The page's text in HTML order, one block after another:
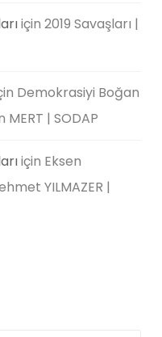
için2019 Savaşları |
Demokrasiyi Boğan
| SODAP
için Eksen
YILMAZER |